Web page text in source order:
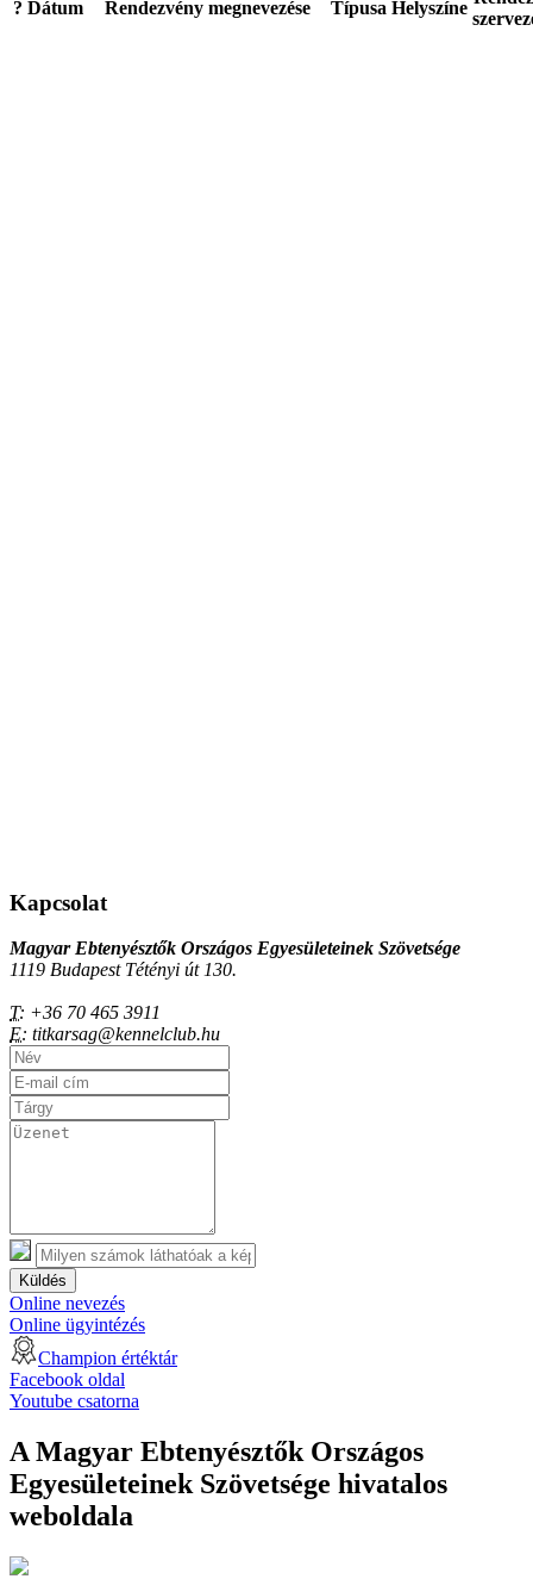
? Dátum Rendezvény megnevezése Típusa Helyszíne
Kapcsolat
Magyar Ebtenyésztők Országos Egyesületeinek Szövetsége
1119 Budapest Tétényi út 130.
T: +36 70 465 3911
E: titkarsag@kennelclub.hu
Küldés
Online nevezés
Online ügyintézés
Champion értéktár
Facebook oldal
Youtube csatorna
A Magyar Ebtenyésztők Országos
Egyesületeinek Szövetsége hivatalos
weboldala